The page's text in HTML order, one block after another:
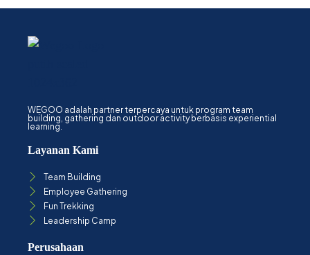
WEGOO adalah partner terpercaya untuk program team
building, gathering dan outdoor activity berbasis experiential
learning.
Layanan Kami
Team Building
Employee Gathering
Fun Trekking
Leadership Camp
Perusahaan